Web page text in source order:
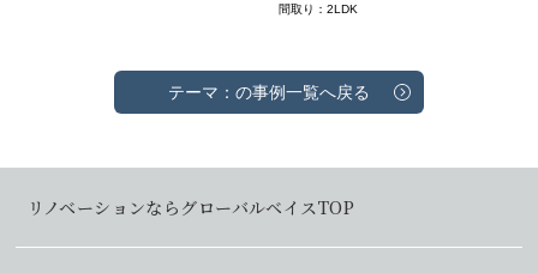
間取り：2LDK
テーマ：の事例一覧へ戻る
リノベーションならグローバルベイスTOP